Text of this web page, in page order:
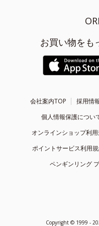
お買い物をも
会社案内TOP 採用情
個人情報保護につい
オンラインショップ利
ポイントサービス利用
ペンギンリング
Copyright © 1999 -